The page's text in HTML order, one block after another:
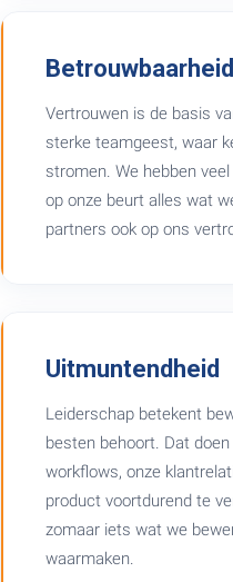
Betrouwbaarheid
Vertrouwen is de basis
sterke teamgeest, waar
stromen. We hebben
op onze beurt alles wat
partners ook op ons
Uitmuntendheid
Leiderschap betekent
besten behoort. Dat
workflows, onze
product voortdurend te
zomaar iets wat we
waarmaken.